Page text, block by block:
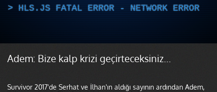
HLS.JS FATAL ERROR - NETWORK ERROR
Adem: Bize kalp krizi geçirteceksiniz...
Survivor 2017'de Serhat ve İlhan'ın aldığı sayının ardından Adem,